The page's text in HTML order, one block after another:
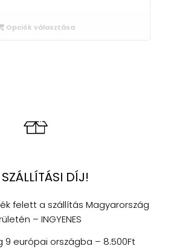
Opciók választása
SZÁLLÍTÁSI DÍJ!
felett a szállítás Magyarország
– INGYENES
9 európai országba – 8.500Ft